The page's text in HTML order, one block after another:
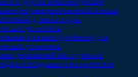
регуляторы/основной клапан
эжектор для
установок
клапаны (гребенки) для
установок
держателей инструмента/
воздушно-электрические